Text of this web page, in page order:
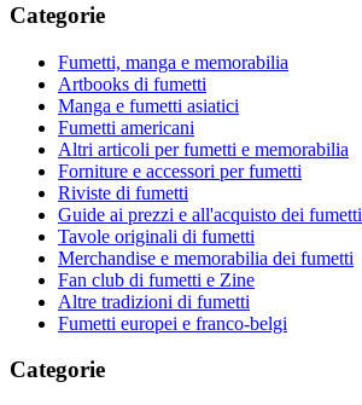
Categorie
Fumetti, manga e memorabilia
Artbooks di fumetti
Manga e fumetti asiatici
Fumetti americani
Altri articoli per fumetti e memorabilia
Forniture e accessori per fumetti
Riviste di fumetti
Guide ai prezzi e all'acquisto dei fumetti
Tavole originali di fumetti
Merchandise e memorabilia dei fumetti
Fan club di fumetti e Zine
Altre tradizioni di fumetti
Fumetti europei e franco-belgi
Categorie